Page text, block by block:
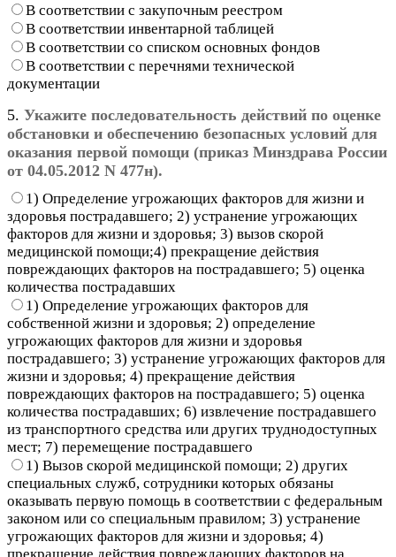
В соответствии с закупочным реестром
В соответствии инвентарной таблицей
В соответствии со списком основных фондов
В соответствии с перечнями технической
документации
5. Укажите последовательность действий по оценке
обстановки и обеспечению безопасных условий для
оказания первой помощи (приказ Минздрава России
от 04.05.2012 N 477н).
1) Определение угрожающих факторов для жизни и
здоровья пострадавшего; 2) устранение угрожающих
факторов для жизни и здоровья; 3) вызов скорой
медицинской помощи;4) прекращение действия
повреждающих факторов на пострадавшего; 5) оценка
количества пострадавших
1) Определение угрожающих факторов для
собственной жизни и здоровья; 2) определение
угрожающих факторов для жизни и здоровья
пострадавшего; 3) устранение угрожающих факторов для
жизни и здоровья; 4) прекращение действия
повреждающих факторов на пострадавшего; 5) оценка
количества пострадавших; 6) извлечение пострадавшего
из транспортного средства или других труднодоступных
мест; 7) перемещение пострадавшего
1) Вызов скорой медицинской помощи; 2) других
специальных служб, сотрудники которых обязаны
оказывать первую помощь в соответствии с федеральным
законом или со специальным правилом; 3) устранение
угрожающих факторов для жизни и здоровья; 4)